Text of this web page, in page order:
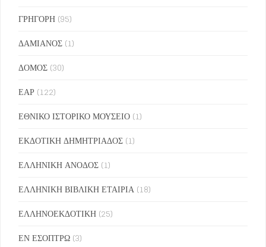
ΓΡΗΓΟΡΗ (95)
ΔΑΜΙΑΝΟΣ (1)
ΔΟΜΟΣ (30)
ΕΑΡ (122)
ΕΘΝΙΚΟ ΙΣΤΟΡΙΚΟ ΜΟΥΣΕΙΟ (1)
ΕΚΔΟΤΙΚΗ ΔΗΜΗΤΡΙΑΔΟΣ (1)
ΕΛΛΗΝΙΚΗ ΑΝΟΔΟΣ (1)
ΕΛΛΗΝΙΚΗ ΒΙΒΛΙΚΗ ΕΤΑΙΡΙΑ (18)
ΕΛΛΗΝΟΕΚΔΟΤΙΚΗ (25)
ΕΝ ΕΣΟΠΤΡΩ (3)